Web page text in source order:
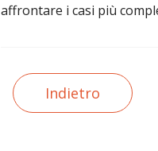
affrontare i casi più
Indietro